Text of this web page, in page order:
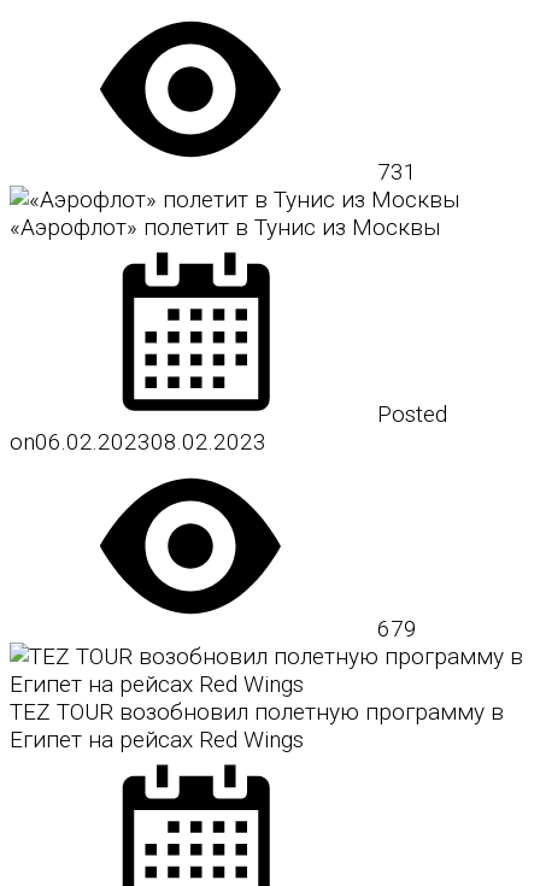
731
«Аэрофлот» полетит в Тунис из Москвы
Posted
on06.02.202308.02.2023
679
TEZ TOUR возобновил полетную программу в
Египет на рейсах Red Wings